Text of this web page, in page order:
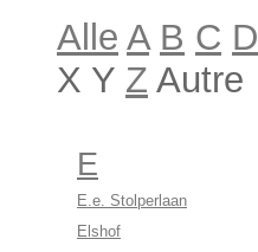
Alle A B C D
X Y Z Autre
E
E.e. Stolperlaan
Elshof